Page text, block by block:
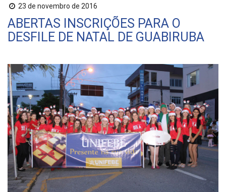
23 de novembro de 2016
ABERTAS INSCRIÇÕES PARA O
DESFILE DE NATAL DE GUABIRUBA